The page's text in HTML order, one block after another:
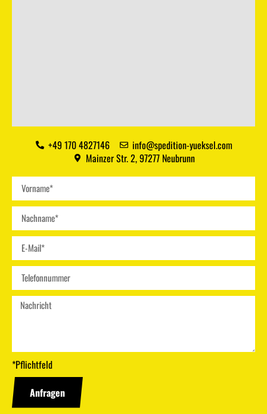
+49 170 4827146
info@spedition-yueksel.com
Mainzer Str. 2, 97277 Neubrunn
*Pflichtfeld
Anfragen